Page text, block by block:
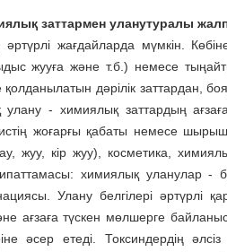
заттармен уланутуралы
жағдайларда мүмкін.
жууға және т.б.) немесе
қолданылатын дәрілік заттардан,
- химиялық заттардың
жоғарғы қабаты немесе
жуу, кір жуу), косметика,
химиялық уланулар -
Улану белгілері әртүрлі
ағзаға түскен мөлшерге
әсер етеді. Токсиндердің